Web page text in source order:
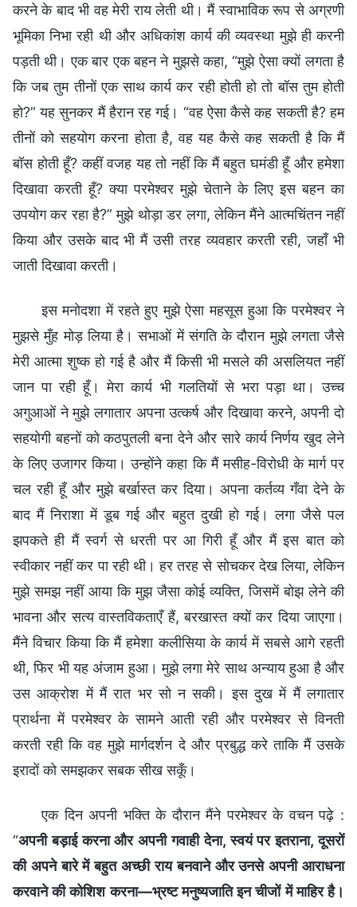
करने के बाद भी वह मेरी राय लेती थी। मैं स्वाभाविक रूप से अग्रणी
भूमिका निभा रही थी और अधिकांश कार्य की व्यवस्था मुझे ही करनी
पड़ती थी। एक बार एक बहन ने मुझसे कहा, “मुझे ऐसा क्यों लगता है
कि जब तुम तीनों एक साथ कार्य कर रही होती हो तो बॉस तुम होती
हो?” यह सुनकर मैं हैरान रह गई। “वह ऐसा कैसे कह सकती है? हम
तीनों को सहयोग करना होता है, वह यह कैसे कह सकती है कि मैं
बॉस होती हूँ? कहीं वजह यह तो नहीं कि मैं बहुत घमंडी हूँ और हमेशा
दिखावा करती हूँ? क्या परमेश्वर मुझे चेताने के लिए इस बहन का
उपयोग कर रहा है?” मुझे थोड़ा डर लगा, लेकिन मैंने आत्मचिंतन नहीं
किया और उसके बाद भी मैं उसी तरह व्यवहार करती रही, जहाँ भी
जाती दिखावा करती।
इस मनोदशा में रहते हुए मुझे ऐसा महसूस हुआ कि परमेश्वर ने
मुझसे मुँह मोड़ लिया है। सभाओं में संगति के दौरान मुझे लगता जैसे
मेरी आत्मा शुष्क हो गई है और मैं किसी भी मसले की असलियत नहीं
जान पा रही हूँ। मेरा कार्य भी गलतियों से भरा पड़ा था। उच्च
अगुआओं ने मुझे लगातार अपना उत्कर्ष और दिखावा करने, अपनी दो
सहयोगी बहनों को कठपुतली बना देने और सारे कार्य निर्णय खुद लेने
के लिए उजागर किया। उन्होंने कहा कि मैं मसीह-विरोधी के मार्ग पर
चल रही हूँ और मुझे बर्खास्त कर दिया। अपना कर्तव्य गँवा देने के
बाद मैं निराशा में डूब गई और बहुत दुखी हो गई। लगा जैसे पल
झपकते ही मैं स्वर्ग से धरती पर आ गिरी हूँ और मैं इस बात को
स्वीकार नहीं कर पा रही थी। हर तरह से सोचकर देख लिया, लेकिन
मुझे समझ नहीं आया कि मुझ जैसा कोई व्यक्ति, जिसमें बोझ लेने की
भावना और सत्य वास्तविकताएँ हैं, बरखास्त क्यों कर दिया जाएगा।
मैंने विचार किया कि मैं हमेशा कलीसिया के कार्य में सबसे आगे रहती
थी, फिर भी यह अंजाम हुआ। मुझे लगा मेरे साथ अन्याय हुआ है और
उस आक्रोश में मैं रात भर सो न सकी। इस दुख में मैं लगातार
प्रार्थना में परमेश्वर के सामने आती रही और परमेश्वर से विनती
करती रही कि वह मुझे मार्गदर्शन दे और प्रबुद्ध करे ताकि मैं उसके
इरादों को समझकर सबक सीख सकूँ।
एक दिन अपनी भक्ति के दौरान मैंने परमेश्वर के वचन पढ़े :
“अपनी बड़ाई करना और अपनी गवाही देना, स्वयं पर इतराना, दूसरों
की अपने बारे में बहुत अच्छी राय बनवाने और उनसे अपनी आराधना
करवाने की कोशिश करना—भ्रष्‍ट मनुष्‍यजाति इन चीजों में माहिर है।